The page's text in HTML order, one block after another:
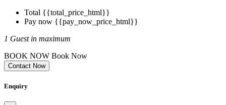
Total {{total_price_html}}
Pay now {{pay_now_price_html}}
1 Guest in maximum
BOOK NOW Book Now
Contact Now
Enquiry